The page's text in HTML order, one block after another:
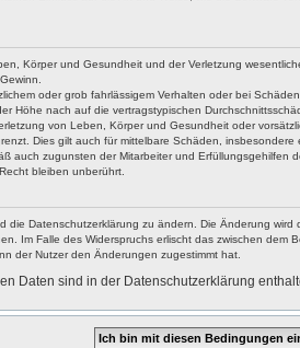
Körper und Gesundheit und der Verletzung
oder grob fahrlässigem Verhalten oder bei
Höhe nach auf die vertragstypischen
von Leben, Körper und Gesundheit oder
Dies gilt auch für mittelbare Schäden, insbesondere
auch zugunsten der Mitarbeiter und Erfüllungsgehilfen
bleiben unberührt.
Datenschutzerklärung zu ändern. Die Änderung wird
Im Falle des Widerspruchs erlischt das zwischen dem
der Nutzer den Änderungen zugestimmt hat.
Daten sind in der Datenschutzerklärung